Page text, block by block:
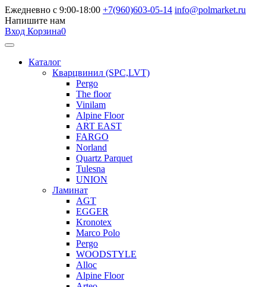
Ежедневно с 9:00-18:00 +7(960)603-05-14 info@polmarket.ru
Напишите нам
Вход Корзина0
Каталог
Кварцвинил (SPC,LVT)
Pergo
The floor
Vinilam
Alpine Floor
ART EAST
FARGO
Norland
Quartz Parquet
Tulesna
UNION
Ламинат
AGT
EGGER
Kronotex
Marco Polo
Pergo
WOODSTYLE
Alloc
Alpine Floor